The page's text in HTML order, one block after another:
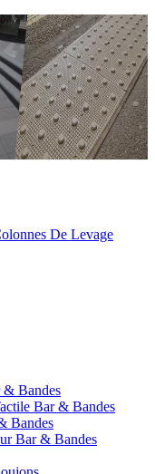
De Levage
& Bandes
Bar & Bandes
Bandes
Bar & Bandes